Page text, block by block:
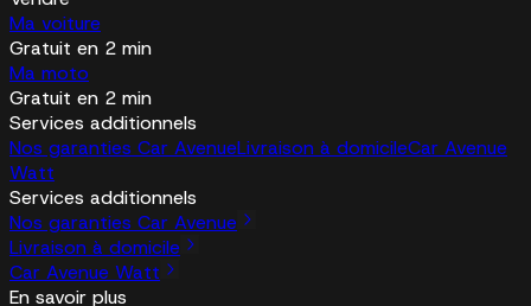
Ma voiture
Gratuit en 2 min
Ma moto
Gratuit en 2 min
Services additionnels
Nos garanties Car AvenueLivraison à domicileCar Avenue
Watt
Services additionnels
Nos garanties Car Avenue
Livraison à domicile
Car Avenue Watt
En savoir plus